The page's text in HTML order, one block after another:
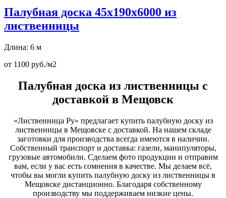
Палубная доска 45х190х6000 из
лиственницы
Длина: 6 м
от 1100 руб./м2
Палубная доска из лиственницы с
доставкой в Мещовск
«Лиственница Ру» предлагает купить палубную доску из
лиственницы в Мещовске с доставкой. На нашем складе
заготовки для производства всегда имеются в наличии.
Собственный транспорт и доставка: газели, манипуляторы,
грузовые автомобили. Сделаем фото продукции и отправим
вам, если у вас есть сомнения в качестве. Мы делаем всё,
чтобы вы могли купить палубную доску из лиственницы в
Мещовске дистанционно. Благодаря собственному
производству мы поддерживаем низкие цены.